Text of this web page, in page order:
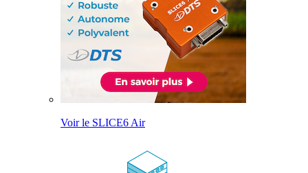
Voir le SLICE6 Air